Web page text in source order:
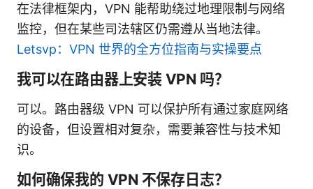
在法律框架内，VPN 能帮助绕过地理限制与网络
监控，但在某些司法辖区仍需遵从当地法律。
Letsvp：VPN 世界的全方位指南与实操要点
我可以在路由器上安装 VPN 吗？
可以。路由器级 VPN 可以保护所有通过家庭网络
的设备，但设置相对复杂，需要兼容性与技术知
识。
如何确保我的 VPN 不保存日志？